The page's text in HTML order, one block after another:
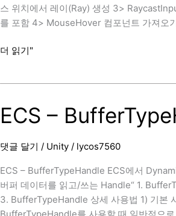
스 위치에서 레이(Ray) 생성 3>
를 포함 4> MouseHover 컴포넌트 가져오
ECS
더 읽기"
ECS –
댓글 달기 / Unity/ lycos7560
ECS – BufferTypeHandle ECS에서
버퍼 데이터를 읽고/쓰는 Handle“ 1.
3. BufferTypeHandle 상세 사용법 1) 기본
BufferTypeHandle를 사용할 때 일반적으